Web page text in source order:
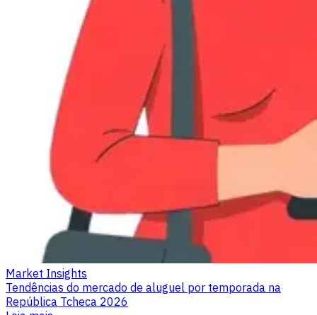
Market Insights
Tendências do mercado de aluguel por temporada na
República Tcheca 2026